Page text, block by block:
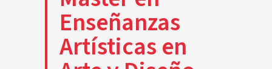
Enseñanzas
Artísticas en